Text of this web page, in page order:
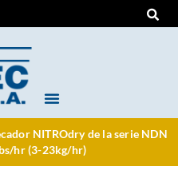
NITROdry de la serie NDN
hr (3-23kg/hr)